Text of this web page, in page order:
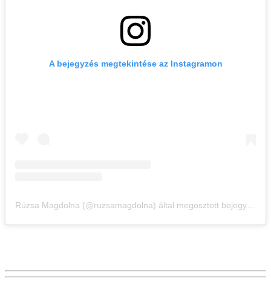
A bejegyzés megtekintése az Instagramon